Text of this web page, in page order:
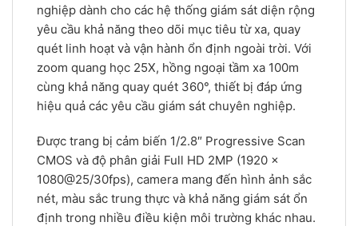
nghiệp dành cho các hệ thống giám sát diện rộng
yêu cầu khả năng theo dõi mục tiêu từ xa, quay
quét linh hoạt và vận hành ổn định ngoài trời. Với
zoom quang học 25X, hồng ngoại tầm xa 100m
cùng khả năng quay quét 360°, thiết bị đáp ứng
hiệu quả các yêu cầu giám sát chuyên nghiệp.
Được trang bị cảm biến 1/2.8″ Progressive Scan
CMOS và độ phân giải Full HD 2MP (1920 ×
1080@25/30fps), camera mang đến hình ảnh sắc
nét, màu sắc trung thực và khả năng giám sát ổn
định trong nhiều điều kiện môi trường khác nhau.